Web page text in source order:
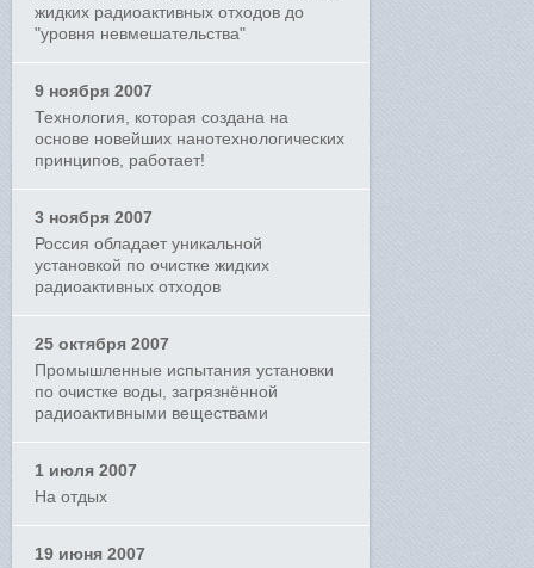
жидких радиоактивных отходов до
"уровня невмешательства"
9 ноября 2007
Технология, которая создана на
основе новейших нанотехнологических
принципов, работает!
3 ноября 2007
Россия обладает уникальной
установкой по очистке жидких
радиоактивных отходов
25 октября 2007
Промышленные испытания установки
по очистке воды, загрязнённой
радиоактивными веществами
1 июля 2007
На отдых
19 июня 2007